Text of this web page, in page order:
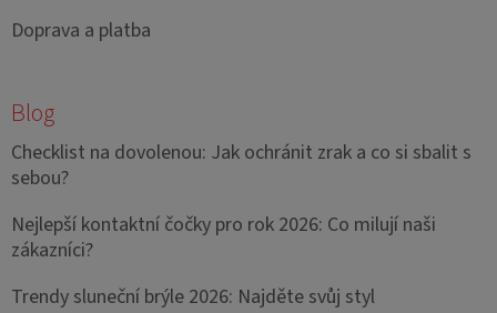
Doprava a platba
Blog
Checklist na dovolenou: Jak ochránit zrak a co si sbalit s
sebou?
Nejlepší kontaktní čočky pro rok 2026: Co milují naši
zákazníci?
Trendy sluneční brýle 2026: Najděte svůj styl